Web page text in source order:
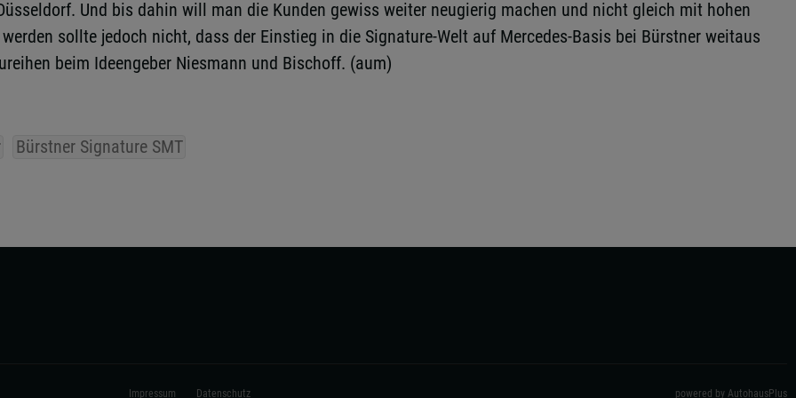
Und bis dahin will man die Kunden gewiss weiter neugierig machen und nicht gleich mit hohen
sollte jedoch nicht, dass der Einstieg in die Signature-Welt auf Mercedes-Basis bei Bürstner weitaus
beim Ideengeber Niesmann und Bischoff. (aum)
Bürstner Signature SMT
Impressum Datenschutz powered by AutohausPlus